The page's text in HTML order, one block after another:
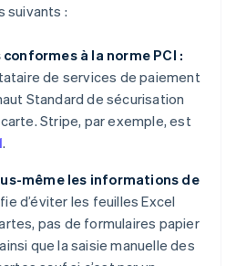
suivants :
à la norme PCI :
de services de paiement
Standard de sécurisation
Stripe, par exemple, est
.
même les informations de
d’éviter les feuilles Excel
pas de formulaires papier
que la saisie manuelle des